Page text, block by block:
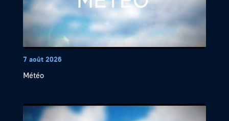
7 août 2026
Météo